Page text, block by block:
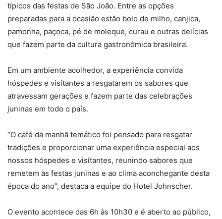
típicos das festas de São João. Entre as opções
preparadas para a ocasião estão bolo de milho, canjica,
pamonha, paçoca, pé de moleque, curau e outras delícias
que fazem parte da cultura gastronômica brasileira.
Em um ambiente acolhedor, a experiência convida
hóspedes e visitantes a resgatarem os sabores que
atravessam gerações e fazem parte das celebrações
juninas em todo o país.
“O café da manhã temático foi pensado para resgatar
tradições e proporcionar uma experiência especial aos
nossos hóspedes e visitantes, reunindo sabores que
remetem às festas juninas e ao clima aconchegante desta
época do ano”, destaca a equipe do Hotel Johnscher.
O evento acontece das 6h às 10h30 e é aberto ao público,